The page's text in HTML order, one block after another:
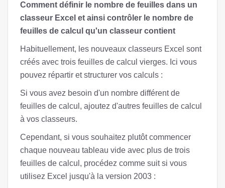
Comment définir le nombre de feuilles dans un
classeur Excel et ainsi contrôler le nombre de
feuilles de calcul qu'un classeur contient
Habituellement, les nouveaux classeurs Excel sont
créés avec trois feuilles de calcul vierges. Ici vous
pouvez répartir et structurer vos calculs :
Si vous avez besoin d'un nombre différent de
feuilles de calcul, ajoutez d'autres feuilles de calcul
à vos classeurs.
Cependant, si vous souhaitez plutôt commencer
chaque nouveau tableau vide avec plus de trois
feuilles de calcul, procédez comme suit si vous
utilisez Excel jusqu'à la version 2003 :